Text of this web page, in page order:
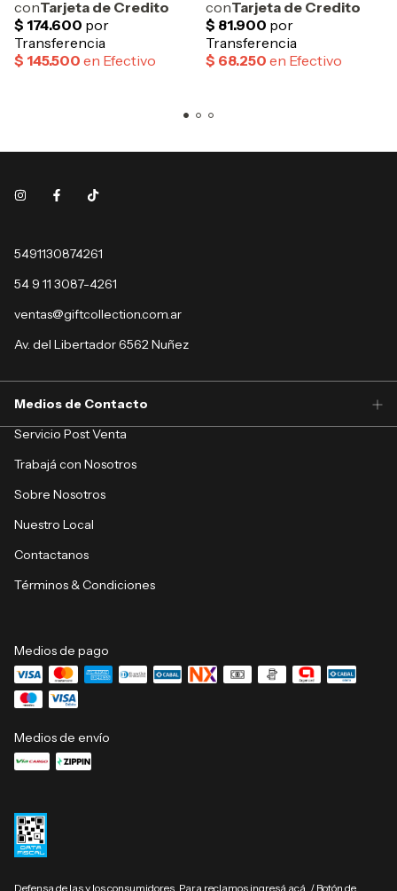
5491130874261
54 9 11 3087-4261
ventas@giftcollection.com.ar
Av. del Libertador 6562 Nuñez
Medios de Contacto
Servicio Post Venta
Trabajá con Nosotros
Sobre Nosotros
Nuestro Local
Contactanos
Términos & Condiciones
Medios de pago
Medios de envío
Defensa de las y los consumidores. Para reclamos ingresá acá. / Botón de